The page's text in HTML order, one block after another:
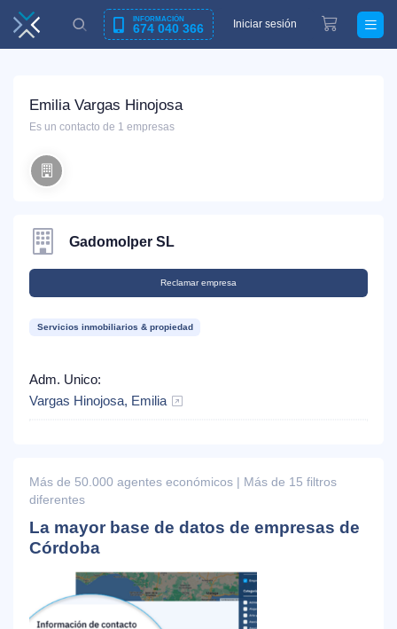
INFORMACIÓN
674 040 366 Iniciar sesión
Emilia Vargas Hinojosa
Es un contacto de 1 empresas
Gadomolper SL
Reclamar empresa
Servicios inmobiliarios & propiedad
Adm. Unico:
Vargas Hinojosa, Emilia
Más de 50.000 agentes económicos | Más de 15 filtros
diferentes
La mayor base de datos de empresas de
Córdoba